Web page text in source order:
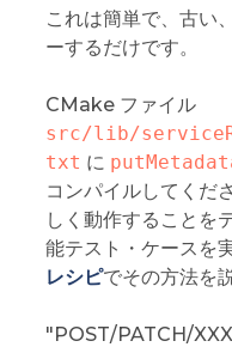
これは簡単で、古い
ーするだけです。
CMake ファイル
src/lib/
txt に
コンパイルしてくださ
しく動作することを
能テスト・ケースを
レシピでその方法を
"POST/PATCH/XXX